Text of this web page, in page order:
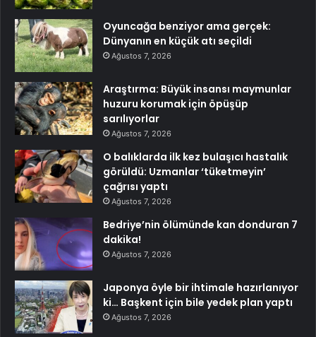
Oyuncağa benziyor ama gerçek:
Dünyanın en küçük atı seçildi
Ağustos 7, 2026
Araştırma: Büyük insansı maymunlar
huzuru korumak için öpüşüp
sarılıyorlar
Ağustos 7, 2026
O balıklarda ilk kez bulaşıcı hastalık
görüldü: Uzmanlar ‘tüketmeyin’
çağrısı yaptı
Ağustos 7, 2026
Bedriye’nin ölümünde kan donduran 7
dakika!
Ağustos 7, 2026
Japonya öyle bir ihtimale hazırlanıyor
ki… Başkent için bile yedek plan yaptı
Ağustos 7, 2026